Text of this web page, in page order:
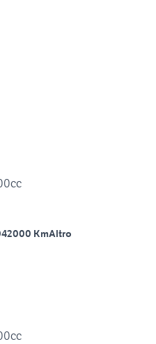
2000 KmAltro